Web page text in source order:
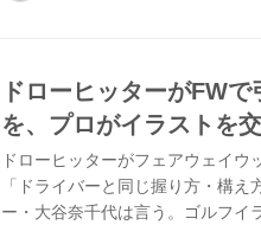
ドローヒッターがFW
を、プロがイラストを
ドローヒッターがフェアウェイ
「ドライバーと同じ握り方・構
ー・大谷奈千代は言う。ゴルフイ